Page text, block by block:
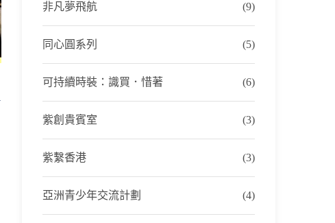
非凡夢飛航 (9)
同心圓系列 (5)
可持續時裝：識買．惜著 (6)
紫創貴賓室 (3)
紫繫香港 (3)
亞洲青少年交流計劃 (4)